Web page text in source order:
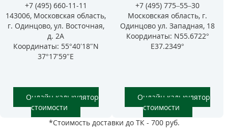
+7 (495) 660-11-11
143006, Московская область,
г. Одинцово, ул. Восточная,
д. 2А
Координаты: 55°40′18″N
37°17′59″E
Онлайн калькулятор
стоимости
+7 (495) 775–55–30
Московская область, г.
Одинцово ул. Западная, 18
Координаты: N55.6722°
E37.2349°
Онлайн калькулятор
стоимости
*Стоимость доставки до ТК - 700 руб.